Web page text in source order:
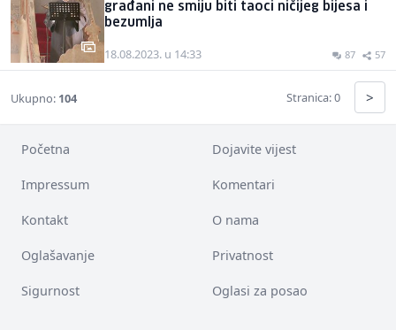
građani ne smiju biti taoci ničijeg bijesa i
bezumlja
18.08.2023. u 14:33 87 57
Ukupno: 104 Stranica: 0 >
Početna Dojavite vijest
Impressum Komentari
Kontakt O nama
Oglašavanje Privatnost
Sigurnost Oglasi za posao